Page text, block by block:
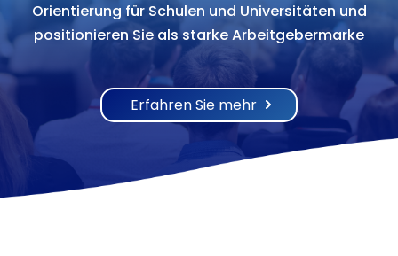
Orientierung für Schulen und Universitäten und
positionieren Sie als starke Arbeitgebermarke
Erfahren Sie mehr